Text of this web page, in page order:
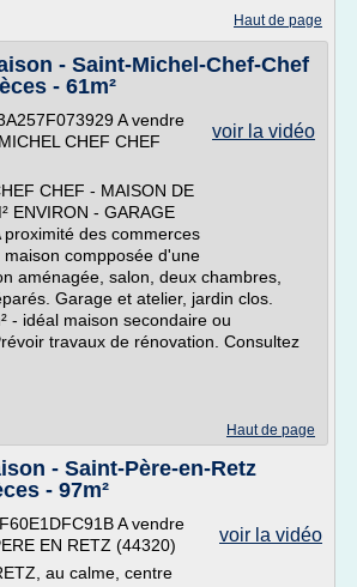
Haut de page
- Saint-Michel-Chef-Chef
- 61m²
voir la vidéo
A vendre
CHEF CHEF
CHEF - MAISON DE
ENVIRON - GARAGE
proximité des commerces
compposée d'une
aménagée, salon, deux chambres,
Garage et atelier, jardin clos.
- idéal maison secondaire ou
travaux de rénovation. Consultez
Haut de page
- Saint-Père-en-Retz
- 97m²
voir la vidéo
A vendre
EN RETZ (44320)
au calme, centre